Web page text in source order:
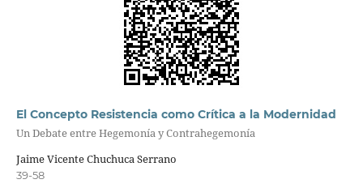
El Concepto Resistencia como Crítica a la Modernidad
Un Debate entre Hegemonía y Contrahegemonía
Jaime Vicente Chuchuca Serrano
39-58